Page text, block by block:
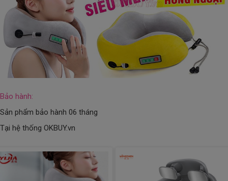
Bảo hành:
Sản phẩm bảo hành 06 tháng
Tại hệ thống OKBUY.vn